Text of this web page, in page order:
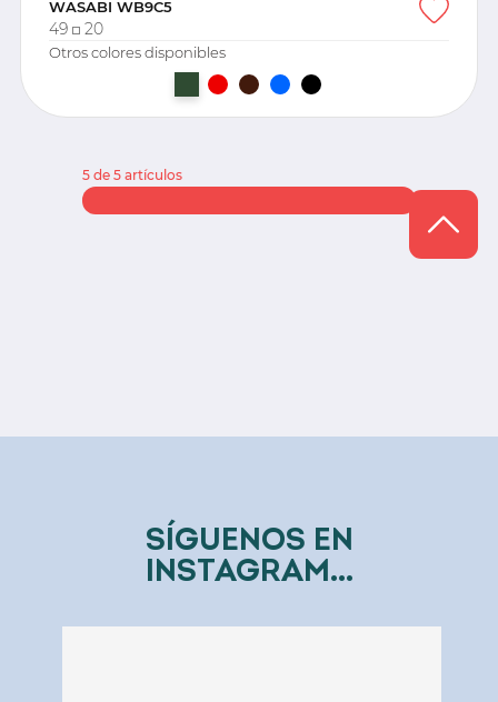
WASABI WB9C5
49 20
Otros colores disponibles
5 de 5 artículos
SÍGUENOS EN
INSTAGRAM...